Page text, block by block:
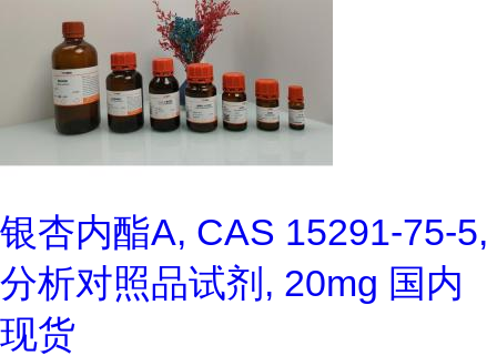
银杏内酯A, CAS 15291-75-5,
分析对照品试剂, 20mg 国内
现货